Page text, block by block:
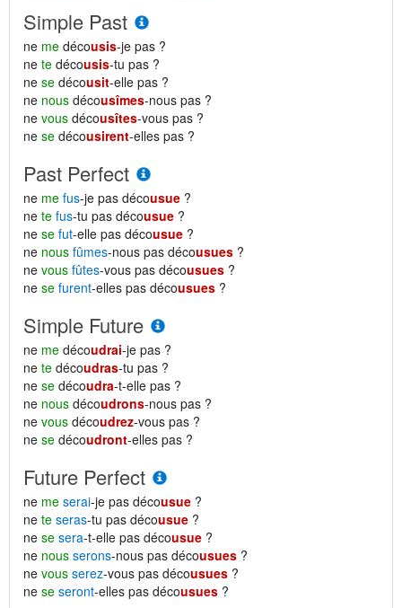
Simple Past
ne me décousis-je pas ?
ne te décousis-tu pas ?
ne se décousit-elle pas ?
ne nous décousîmes-nous pas ?
ne vous décousîtes-vous pas ?
ne se décousirent-elles pas ?
Past Perfect
ne me fus-je pas décousue ?
ne te fus-tu pas décousue ?
ne se fut-elle pas décousue ?
ne nous fûmes-nous pas décousues ?
ne vous fûtes-vous pas décousues ?
ne se furent-elles pas décousues ?
Simple Future
ne me découdrai-je pas ?
ne te découdras-tu pas ?
ne se découdra-t-elle pas ?
ne nous découdrons-nous pas ?
ne vous découdrez-vous pas ?
ne se découdront-elles pas ?
Future Perfect
ne me serai-je pas décousue ?
ne te seras-tu pas décousue ?
ne se sera-t-elle pas décousue ?
ne nous serons-nous pas décousues ?
ne vous serez-vous pas décousues ?
ne se seront-elles pas décousues ?